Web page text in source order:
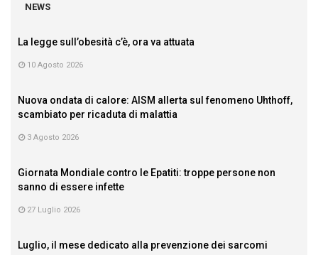
NEWS
La legge sull’obesità c’è, ora va attuata
10 Agosto 2026
Nuova ondata di calore: AISM allerta sul fenomeno Uhthoff,
scambiato per ricaduta di malattia
3 Agosto 2026
Giornata Mondiale contro le Epatiti: troppe persone non
sanno di essere infette
27 Luglio 2026
Luglio, il mese dedicato alla prevenzione dei sarcomi